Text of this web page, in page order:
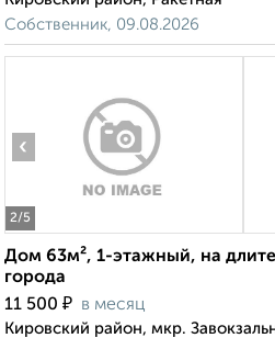
Собственник, 09.08.2026
2/5
‹
Дом 63м², 1-этажный, на
города
11 500 ₽ в месяц
Кировский район, мкр.